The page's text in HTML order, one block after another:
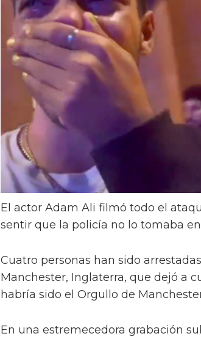
El actor Adam Ali filmó todo el
sentir que la policía no lo tomaba en
Cuatro personas han sido
Manchester, Inglaterra, que dejó a
habría sido el Orgullo de
En una estremecedora grabación